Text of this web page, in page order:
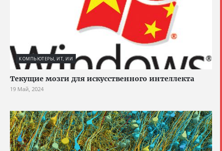
КОМПЬЮТЕРЫ, ИТ, ИИ
Текущие мозги для искусственного интеллекта
19 Май, 2024